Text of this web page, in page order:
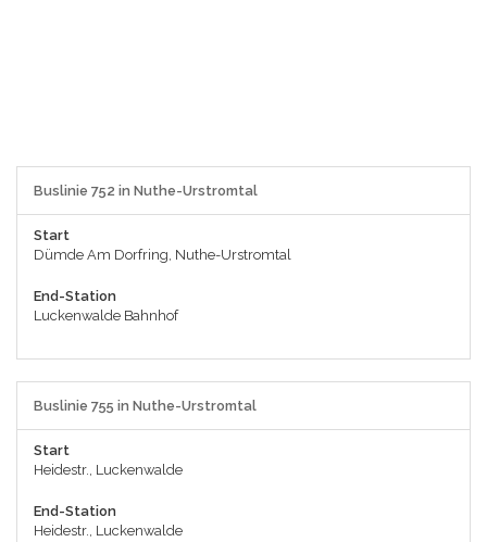
Buslinie 752 in Nuthe-Urstromtal
Start
Dümde Am Dorfring, Nuthe-Urstromtal
End-Station
Luckenwalde Bahnhof
Buslinie 755 in Nuthe-Urstromtal
Start
Heidestr., Luckenwalde
End-Station
Heidestr., Luckenwalde